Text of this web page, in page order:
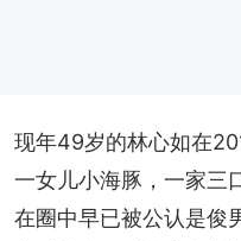
现年49岁的林心如在
一女儿小海豚，一家三
在圈中早已被公认是俊